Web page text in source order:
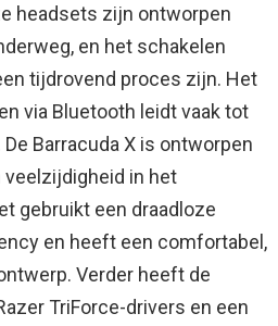
headsets zijn ontworpen
en het schakelen
tijdrovend proces zijn. Het
via Bluetooth leidt vaak tot
Barracuda X is ontworpen
in het
gebruikt een draadloze
en heeft een comfortabel,
Verder heeft de
TriForce-drivers en een